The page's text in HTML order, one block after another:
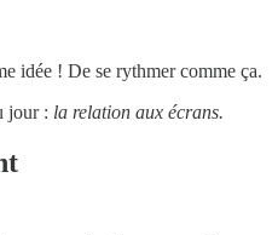
idée ! De se rythmer comme ça.
jour : la relation aux écrans.